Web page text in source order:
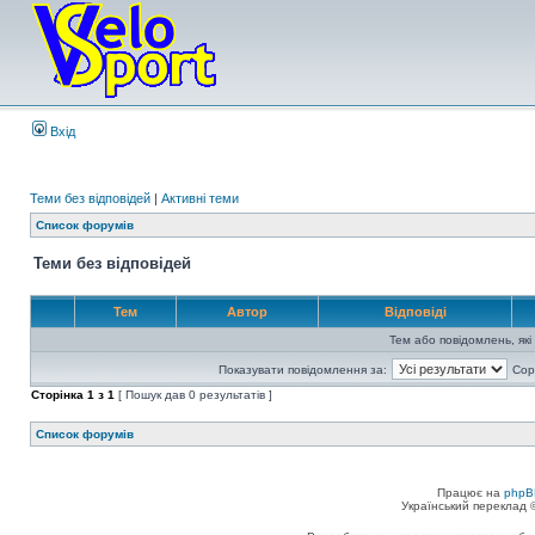
Вхід
Теми без відповідей | Активні теми
Список форумів
Теми без відповідей
Тем Автор Відповіді
Тем або повідомлень,
Показувати повідомлення за:
Сторінка 1 з 1 [ Пошук дав 0 результатів ]
Список форумів
Працює на
Український